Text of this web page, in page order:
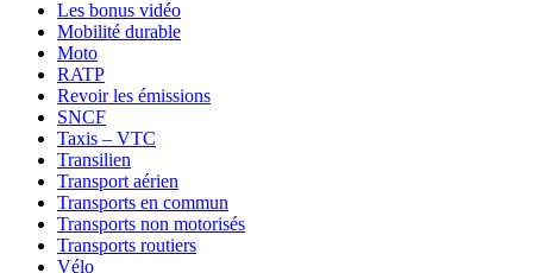
Les bonus vidéo
Mobilité durable
Moto
RATP
Revoir les émissions
SNCF
Taxis – VTC
Transilien
Transport aérien
Transports en commun
Transports non motorisés
Transports routiers
Vélo